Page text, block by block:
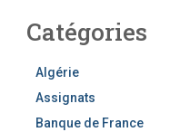
e
Catégories
Algérie
Assignats
Banque de France